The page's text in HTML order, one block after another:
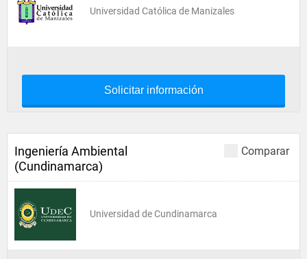
Universidad Católica de Manizales
Solicitar información
Comparar
Ingeniería Ambiental
(Cundinamarca)
Universidad de Cundinamarca